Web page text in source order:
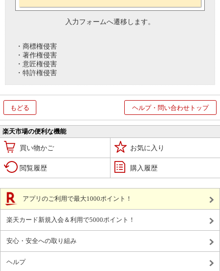
入力フォームへ遷移します。
・商標権侵害
・著作権侵害
・意匠権侵害
・特許権侵害
もどる ヘルプ・問い合わせトップ
楽天市場の便利な機能
買い物かご お気に入り
閲覧履歴 購入履歴
アプリのご利用で最大1000ポイント！
楽天カード新規入会＆利用で5000ポイント！
安心・安全への取り組み
ヘルプ